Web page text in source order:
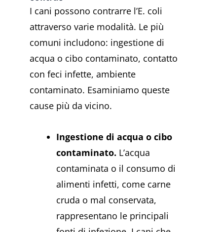
I cani possono contrarre l’E. coli
attraverso varie modalità. Le più
comuni includono: ingestione di
acqua o cibo contaminato, contatto
con feci infette, ambiente
contaminato. Esaminiamo queste
cause più da vicino.
Ingestione di acqua o cibo
contaminato. L’acqua
contaminata o il consumo di
alimenti infetti, come carne
cruda o mal conservata,
rappresentano le principali